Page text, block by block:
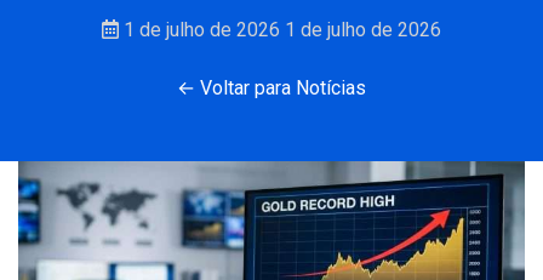
1 de julho de 2026 1 de julho de 2026
← Voltar para Notícias